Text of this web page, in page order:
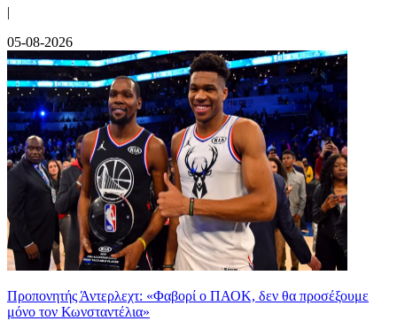
|
05-08-2026
Προπονητής Άντερλεχτ: «Φαβορί ο ΠΑΟΚ, δεν θα προσέξουμε
μόνο τον Κωνσταντέλια»